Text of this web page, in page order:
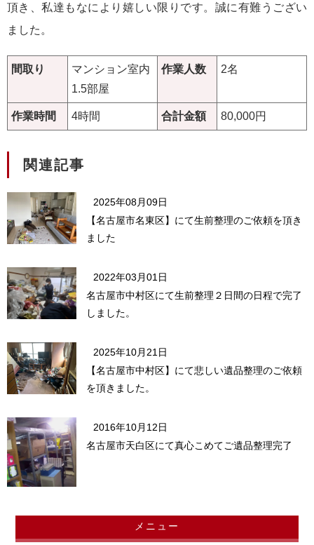
頂き、私達もなにより嬉しい限りです。誠に有難うござい
ました。
間取り
マンション室内
1.5部屋
作業人数 2名
作業時間 4時間 合計金額 80,000円
関連記事
2025年08月09日
【名古屋市名東区】にて生前整理のご依頼を頂き
ました
2022年03月01日
名古屋市中村区にて生前整理２日間の日程で完了
しました。
2025年10月21日
【名古屋市中村区】にて悲しい遺品整理のご依頼
を頂きました。
2016年10月12日
名古屋市天白区にて真心こめてご遺品整理完了
メニュー